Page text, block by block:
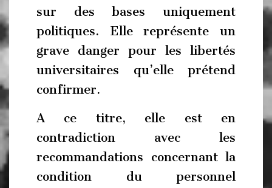
sur des bases uniquement
politiques. Elle représente un
grave danger pour les libertés
universitaires qu’elle prétend
confirmer.
A ce titre, elle est en
contradiction avec les
recommandations concernant la
condition du personnel